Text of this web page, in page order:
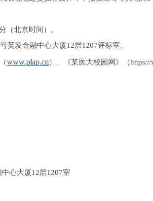
（北京时间）。
英发金融中心大厦12层1207评标室。
www.plap.cn）、《某医大校园网》（
心大厦12层1207室